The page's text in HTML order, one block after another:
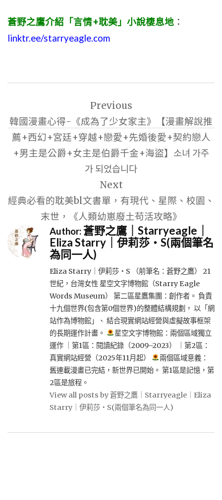
蒼野之鷹介紹「言情+耽美」小說棲息地 ：
linktr.ee/starryeagle.com
導
覽
Previous
韓國漫畫心得-《成為了少女家主》【漫畫解說推
薦+西幻+宮廷+穿越+戀愛+先婚後愛+契約戀人
+男主是公爵+女主是伯爵千金+海盜】소녀 가주
가 되었습니다
Next
經典必看的耽美bl文書單，有現代、星際、校園、
末世，《人類幼崽廢土苟活攻略》
Author:蒼野之鷹｜Starryeagle｜
Eliza Starry｜伊莉莎・S(兩個筆名
為同一人)
Eliza Starry｜伊莉莎・S （前筆名：蒼野之鷹） 21
世紀，台灣女性 星空文字博物館（Starry Eagle
Words Museum） 第二區星鷹集團：創作者。 負責
十九個世界(包含第0個世界)的整體結構規劃， 以「網
站作為博物館」、 結合現實網站經營與虛擬故事框架
的長期運作計畫。
星空文字博物館：兩個區域獨立
運作 ｜第1區：閱讀紀錄（2009–2023） ｜第2區：
真實網站經營（2025年11月起）
兩個區域意義：
舊連載漫畫已完結，新世界已開始。 第1區是記憶，第
2區是旅程。
View all posts by 蒼野之鷹｜Starryeagle｜Eliza
Starry｜伊莉莎・S(兩個筆名為同一人)